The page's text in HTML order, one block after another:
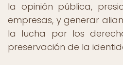
la opinión pública,
empresas, y generar
la lucha por los
preservación de la